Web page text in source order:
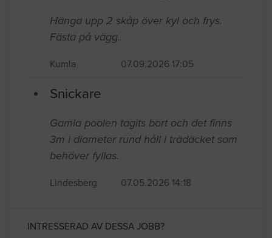
Hänga upp 2 skåp över kyl och frys.
Fästa på vägg.
Kumla 07.09.2026 17:05
Snickare
Gamla poolen tagits bort och det finns
3m i diameter rund håll i trädäcket som
behöver fyllas.
Lindesberg 07.05.2026 14:18
INTRESSERAD AV DESSA JOBB?